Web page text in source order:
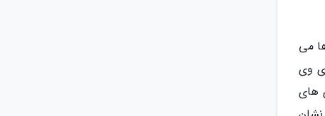
می
وی
های